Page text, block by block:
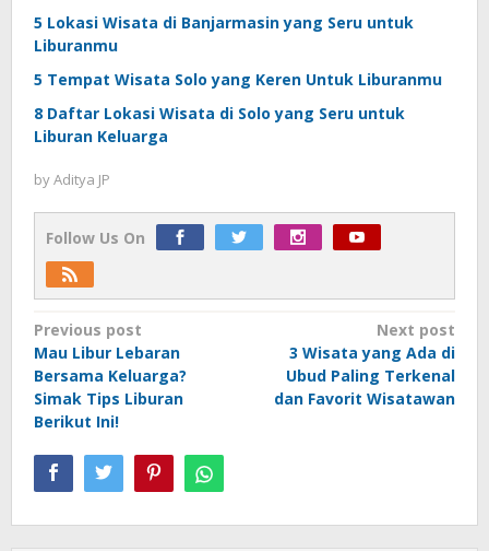
5 Lokasi Wisata di Banjarmasin yang Seru untuk
Liburanmu
5 Tempat Wisata Solo yang Keren Untuk Liburanmu
8 Daftar Lokasi Wisata di Solo yang Seru untuk
Liburan Keluarga
byAditya JP
Follow Us On
Post
navigation
Previous post
Mau Libur Lebaran
Bersama Keluarga?
Simak Tips Liburan
Berikut Ini!
Next post
3 Wisata yang Ada di
Ubud Paling Terkenal
dan Favorit Wisatawan